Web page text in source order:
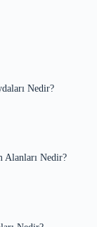
Nedir?
Alanları Nedir?